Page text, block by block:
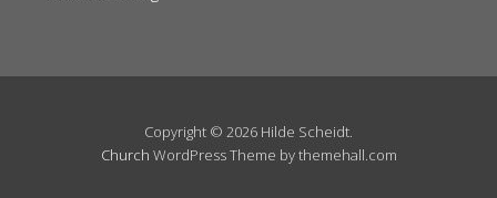
Copyright © 2026 Hilde Scheidt.
Church WordPress Theme by themehall.com